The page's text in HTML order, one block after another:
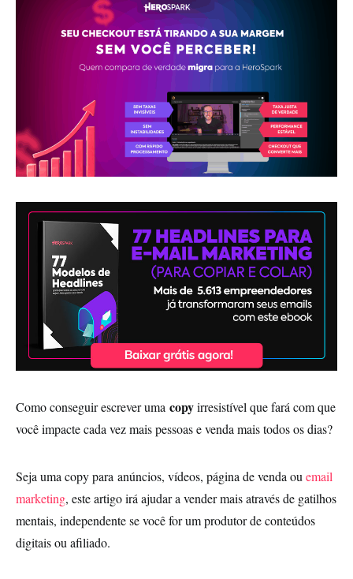
Como conseguir escrever uma copyirresistível que fará com que
você impacte cada vez mais pessoas e venda mais todos os dias?
Seja uma copy para anúncios, vídeos, página de venda ou email
marketing, este artigo irá ajudar a vender mais através de gatilhos
mentais, independente se você for um produtor de conteúdos
digitais ou afiliado.